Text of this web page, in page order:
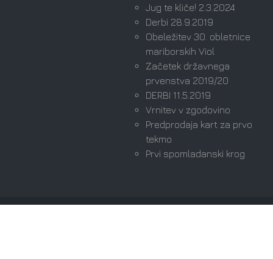
Jug te kliče! 2.3.2024
Derbi 28.9.2019
Obeležitev 30. obletnice
mariborskih Viol
Začetek državnega
prvenstva 2019/20
DERBI 11.5.2019
Vrnitev v zgodovino
Predprodaja kart za prvo
tekmo
Prvi spomladanski krog